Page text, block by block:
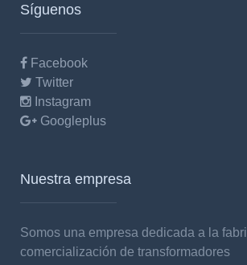
Síguenos
Facebook
Twitter
Instagram
Googleplus
Nuestra empresa
Somos una empresa dedicada a la
comercialización de transformadores